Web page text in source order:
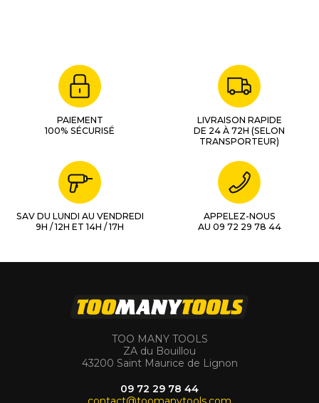
PAIEMENT
100% SÉCURISÉ
LIVRAISON RAPIDE
DE 24 À 72H (SELON
TRANSPORTEUR)
SAV DU LUNDI AU VENDREDI
9H / 12H ET 14H / 17H
APPELEZ-NOUS
AU 09 72 29 78 44
TOO MANY TOOLS
ZA du Bouillou
43200 Saint Maurice de Lignon
09 72 29 78 44